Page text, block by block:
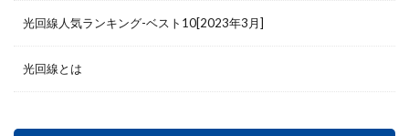
光回線人気ランキング-ベスト10[2023年3月]
光回線とは